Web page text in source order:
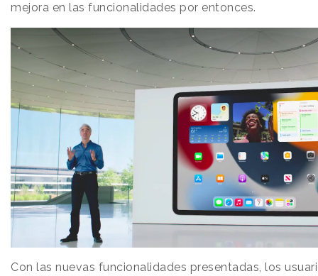
mejora en las funcionalidades por entonces.
Con las nuevas funcionalidades presentadas, los